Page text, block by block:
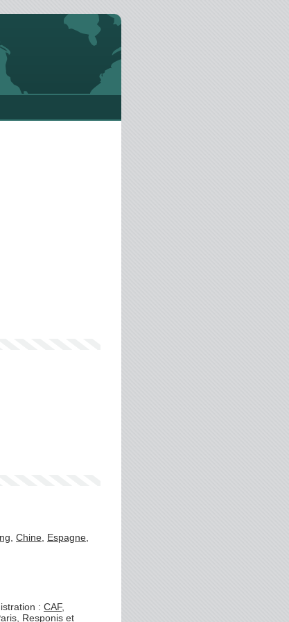
Chine Espagne
: CAF,
Responis et